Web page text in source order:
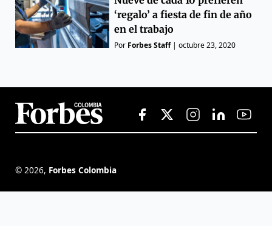
‘regalo’ a fiesta de fin de año
en el trabajo
Por Forbes Staff|octubre 23, 2020
© 2026, Forbes Colombia